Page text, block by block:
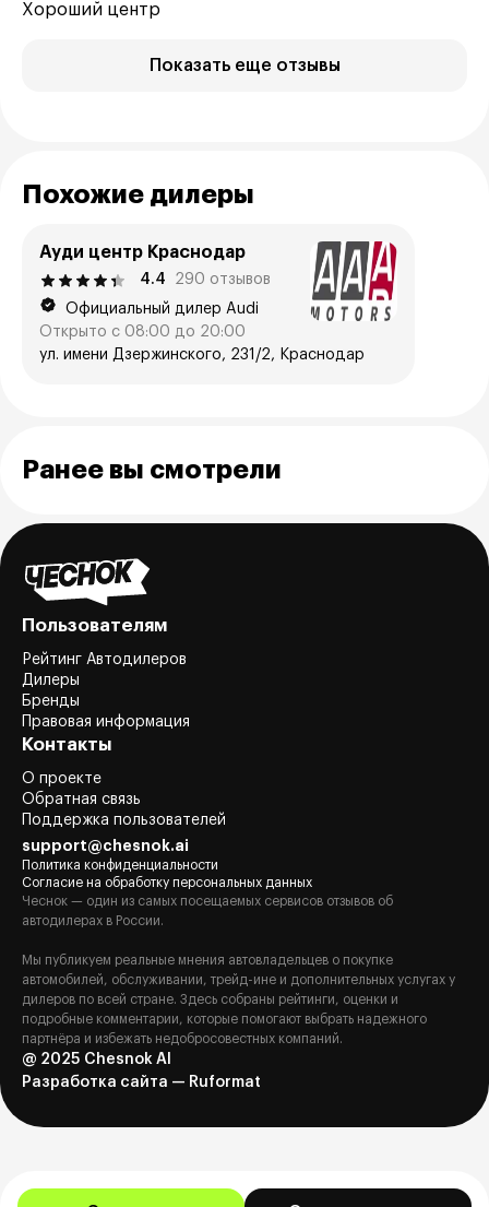
Хороший центр
Показать еще отзывы
Похожие дилеры
Ауди центр Краснодар
4.4
290 отзывов
Официальный дилер Audi
Открыто с 08:00 до 20:00
ул. имени Дзержинского, 231/2, Краснодар
Ранее вы смотрели
Пользователям
Рейтинг Автодилеров
Дилеры
Бренды
Правовая информация
Контакты
О проекте
Обратная связь
Поддержка пользователей
support@chesnok.ai
Политика конфиденциальности
Согласие на обработку персональных данных
Чеснок — один из самых посещаемых сервисов отзывов об
автодилерах в России.
Мы публикуем реальные мнения автовладельцев о покупке
автомобилей, обслуживании, трейд-ине и дополнительных услугах у
дилеров по всей стране. Здесь собраны рейтинги, оценки и
подробные комментарии, которые помогают выбрать надежного
партнёра и избежать недобросовестных компаний.
@ 2025 Chesnok AI
Разработка сайта — Ruformat